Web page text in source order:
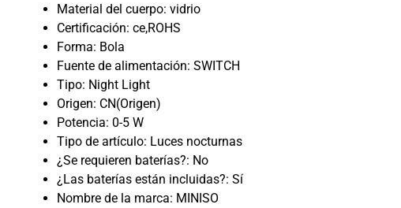
Material del cuerpo: vidrio
Certificación: ce,ROHS
Forma: Bola
Fuente de alimentación: SWITCH
Tipo: Night Light
Origen: CN(Origen)
Potencia: 0-5 W
Tipo de artículo: Luces nocturnas
¿Se requieren baterías?: No
¿Las baterías están incluidas?: Sí
Nombre de la marca: MINISO